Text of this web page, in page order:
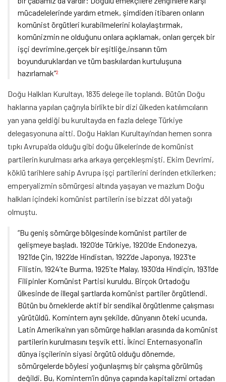
mücadelelerinde yardım etmek, şimdiden itibaren onların
komünist örgütleri kurabilmelerini kolaylaştırmak,
komünizmin ne olduğunu onlara açıklamak, onları gerçek bir
işçi devrimine,gerçek bir eşitliğe,insanın tüm
boyunduruklardan ve tüm baskılardan kurtuluşuna
hazırlamak”2
Doğu Halkları Kurultayı, 1835 delege ile toplandı. Bütün Doğu
haklarına yapılan çağrıyla birlikte bir dizi ülkeden katılımcıların
yan yana geldiği bu kurultayda en fazla delege Türkiye
delegasyonuna aitti. Doğu Hakları Kurultayı’ndan hemen sonra
tıpkı Avrupa’da olduğu gibi doğu ülkelerinde de komünist
partilerin kurulması arka arkaya gerçekleşmişti. Ekim Devrimi,
köklü tarihlere sahip Avrupa işçi partilerini derinden etkilerken;
emperyalizmin sömürgesi altında yaşayan ve mazlum Doğu
halkları içindeki komünist partilerin ise bizzat döl yatağı
olmuştu.
“Bu geniş sömürge bölgesinde komünist partiler de
gelişmeye başladı. 1920’de Türkiye, 1920’de Endonezya,
1921’de Çin, 1922’de Hindistan, 1922’de Japonya, 1923’te
Filistin, 1924’te Burma, 1925’te Malay, 1930’da Hindiçin, 1931’de
Filipinler Komünist Partisi kuruldu. Birçok Ortadoğu
ülkesinde de illegal şartlarda komünist partiler örgütlendi.
Bütün bu örneklerde aktif bir sendikal örgütlenme çalışması
yürütüldü. Komintern aynı şekilde, dünyanın öteki ucunda,
Latin Amerika’nın yarı sömürge halkları arasında da komünist
partilerin kurulmasını teşvik etti. İkinci Enternasyonal’in
dünya işçilerinin siyasi örgütü olduğu dönemde,
sömürgelerde böylesi yoğunlaşmış bir çalışma görülmüş
değildi. Bu, Komintern’in dünya çapında kapitalizmi ortadan